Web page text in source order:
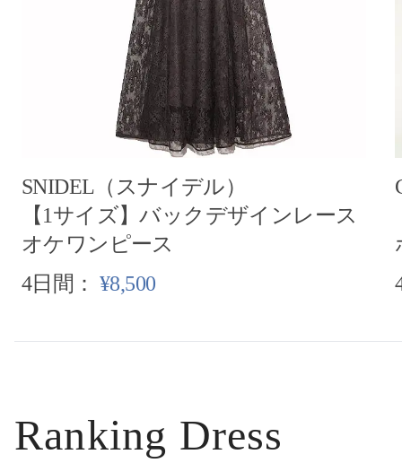
SNIDEL（スナイデル）
【1サイズ】バックデザインレース
オケワンピース
4日間： ¥8,500
Ranking Dress